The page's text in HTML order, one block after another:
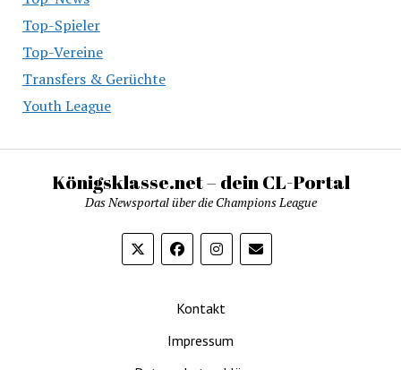
Top-Spieler
Top-Vereine
Transfers & Gerüchte
Youth League
Königsklasse.net – dein CL-Portal
Das Newsportal über die Champions League
Kontakt
Impressum